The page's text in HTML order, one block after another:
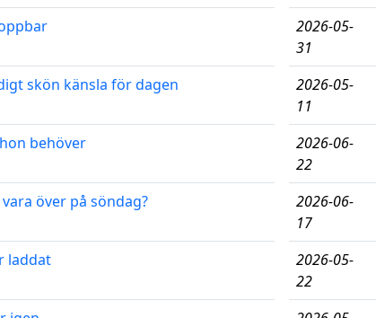
skön känsla för dagen
behöver
över på söndag?
laddat
2026-05-
31
2026-05-
11
2026-06-
22
2026-06-
17
2026-05-
22